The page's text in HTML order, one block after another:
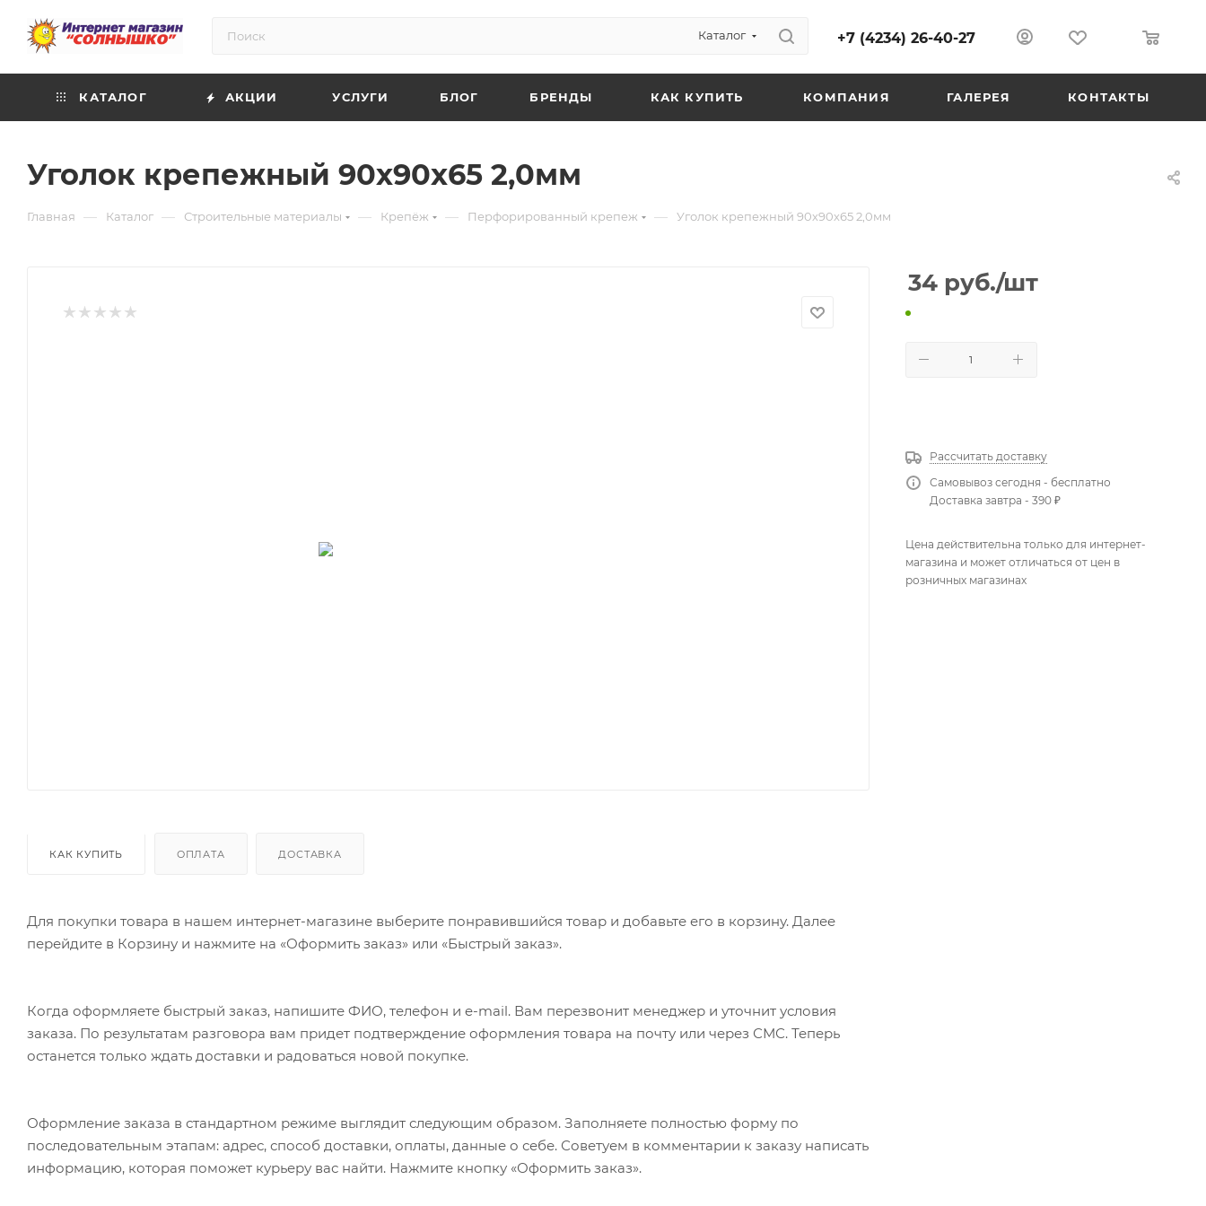
Каталог +7 (4234) 26-40-27
КАТАЛОГ АКЦИИ УСЛУГИ БЛОГ БРЕНДЫ КАК КУПИТЬ КОМПАНИЯ ГАЛЕРЕЯ КОНТАКТЫ
Уголок крепежный 90х90х65 2,0мм
Главная — Каталог — Строительные материалы — Крепёж — Перфорированный крепеж — Уголок крепежный 90х90х65 2,0мм
КАК КУПИТЬ ОПЛАТА ДОСТАВКА
Для покупки товара в нашем интернет-магазине выберите понравившийся товар и добавьте его в корзину. Далее
перейдите в Корзину и нажмите на «Оформить заказ» или «Быстрый заказ».
Когда оформляете быстрый заказ, напишите ФИО, телефон и e-mail. Вам перезвонит менеджер и уточнит условия
заказа. По результатам разговора вам придет подтверждение оформления товара на почту или через СМС. Теперь
останется только ждать доставки и радоваться новой покупке.
Оформление заказа в стандартном режиме выглядит следующим образом. Заполняете полностью форму по
последовательным этапам: адрес, способ доставки, оплаты, данные о себе. Советуем в комментарии к заказу написать
информацию, которая поможет курьеру вас найти. Нажмите кнопку «Оформить заказ».
34 руб./шт
Рассчитать доставку
Самовывоз сегодня - бесплатно
Доставка завтра - 390 ₽
Цена действительна только для интернет-
магазина и может отличаться от цен в
розничных магазинах